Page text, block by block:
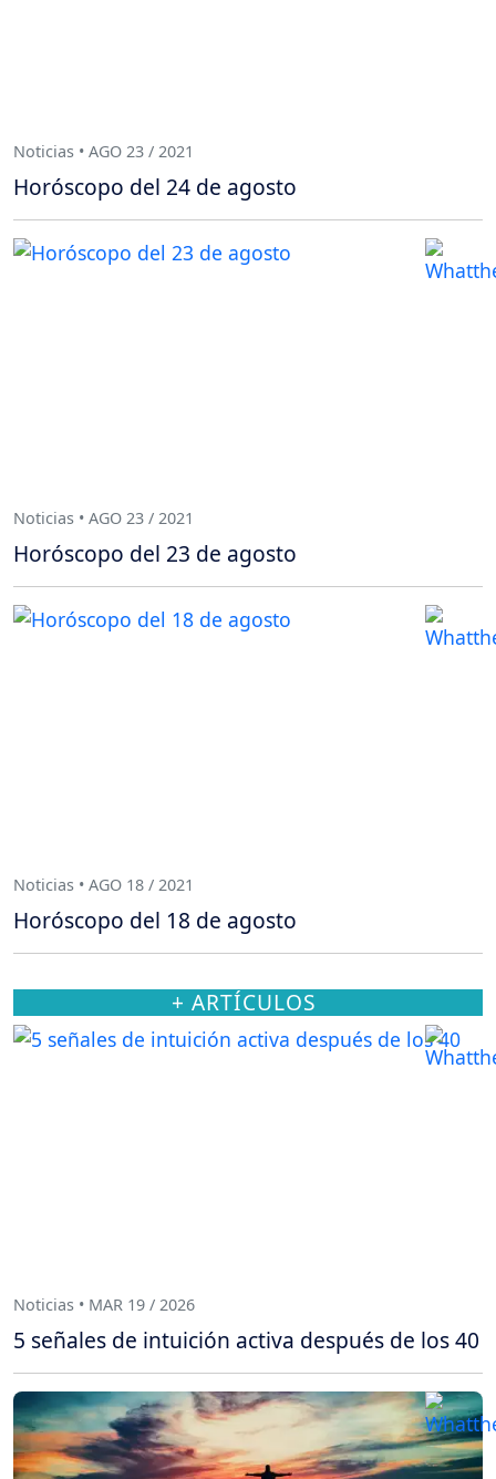
Noticias • AGO 23 / 2021
Horóscopo del 24 de agosto
Noticias • AGO 23 / 2021
Horóscopo del 23 de agosto
Noticias • AGO 18 / 2021
Horóscopo del 18 de agosto
+ ARTÍCULOS
Noticias • MAR 19 / 2026
5 señales de intuición activa después de los 40